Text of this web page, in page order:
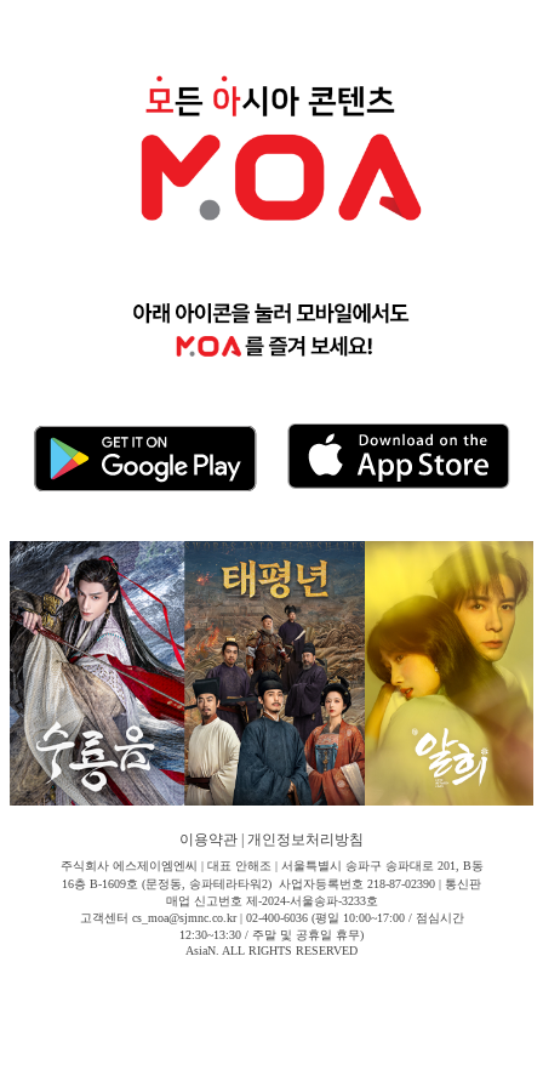
이용약관 개인정보처리방침
주식회사 에스제이엠엔씨 | 대표 안해조 | 서울특별시 송파구 송파대로 201, B동
16층 B-1609호 (문정동, 송파테라타워2) 사업자등록번호 218-87-02390 | 통신판
매업 신고번호 제-2024-서울송파-3233호
고객센터 cs_moa@sjmnc.co.kr | 02-400-6036 (평일 10:00~17:00 / 점심시간
12:30~13:30 / 주말 및 공휴일 휴무)
AsiaN. ALL RIGHTS RESERVED